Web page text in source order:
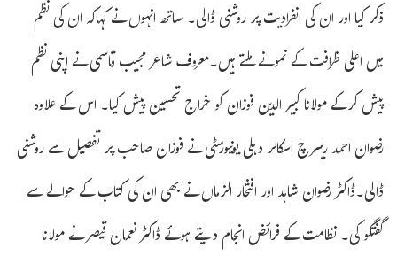
ذکر کیا اور ان کی انفرادیت پر روشنی ڈالی۔ ساتھ انہوں نے کہاکہ ان کی نظم
میں اعلی ظرافت کے نمونے ملتے ہیں۔معروف شاعر مجیب قاسمی نے اپنی نظم
پیش کرکے مولانا کبیر الدین فوزان کو خراج تحسین پیش کیا۔ اس کے علاوہ
رضوان احمد ریسرچ اسکالر دہلی یونیورسٹی نے فوزان صاحب پر تفصیل سے روشنی
ڈالی۔ڈاکٹر رضوان شاہد اور افتخار الزماں نے بھی ان کی کتاب کے حوالے سے
گفتگو کی۔ نظامت کے فرائض انجام دیتے ہوئے ڈاکٹر نعمان قیصر نے مولانا